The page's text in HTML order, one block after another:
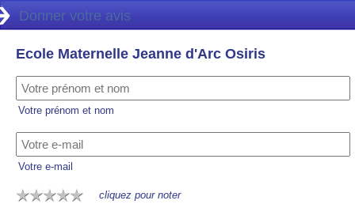
Donner votre avis
Ecole Maternelle Jeanne d'Arc Osiris
Votre prénom et nom
Votre e-mail
cliquez pour noter